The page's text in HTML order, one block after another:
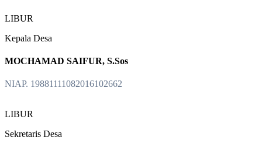
LIBUR
Kepala Desa
MOCHAMAD SAIFUR, S.Sos
NIAP. 19881111082016102662
LIBUR
Sekretaris Desa